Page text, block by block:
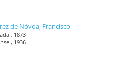
de Nóvoa, Francisco
, 1873
, 1936